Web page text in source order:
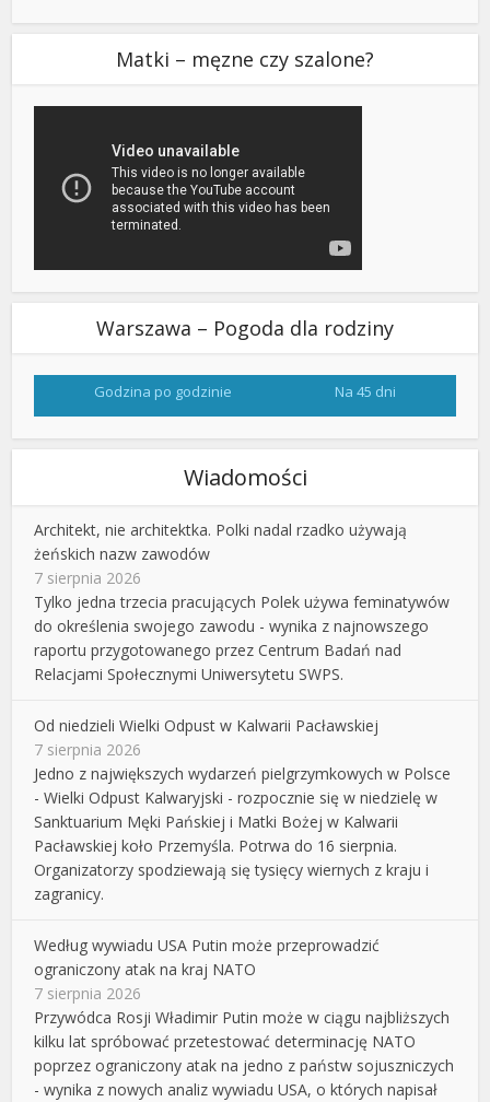
Matki – męzne czy szalone?
Warszawa – Pogoda dla rodziny
Godzina po godzinie Na 45 dni
Wiadomości
Architekt, nie architektka. Polki nadal rzadko używają
żeńskich nazw zawodów
7 sierpnia 2026
Tylko jedna trzecia pracujących Polek używa feminatywów
do określenia swojego zawodu - wynika z najnowszego
raportu przygotowanego przez Centrum Badań nad
Relacjami Społecznymi Uniwersytetu SWPS.
Od niedzieli Wielki Odpust w Kalwarii Pacławskiej
7 sierpnia 2026
Jedno z największych wydarzeń pielgrzymkowych w Polsce
- Wielki Odpust Kalwaryjski - rozpocznie się w niedzielę w
Sanktuarium Męki Pańskiej i Matki Bożej w Kalwarii
Pacławskiej koło Przemyśla. Potrwa do 16 sierpnia.
Organizatorzy spodziewają się tysięcy wiernych z kraju i
zagranicy.
Według wywiadu USA Putin może przeprowadzić
ograniczony atak na kraj NATO
7 sierpnia 2026
Przywódca Rosji Władimir Putin może w ciągu najbliższych
kilku lat spróbować przetestować determinację NATO
poprzez ograniczony atak na jedno z państw sojuszniczych
- wynika z nowych analiz wywiadu USA, o których napisał